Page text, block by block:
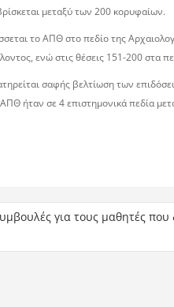
μεταξύ των 200 κορυφαίων.
το ΑΠΘ στο πεδίο της
ενώ στις θέσεις 151-200 στα
σαφής βελτίωση των
ΑΠΘ ήταν σε 4 επιστημονικά πεδία
για τους μαθητές που